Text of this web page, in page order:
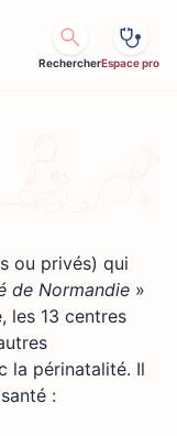
RechercherEspace pro
ou privés) qui
de Normandie »
les 13 centres
la périnatalité. Il
: